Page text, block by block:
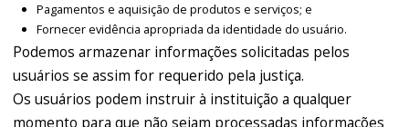
Pagamentos e aquisição de produtos e serviços; e
Fornecer evidência apropriada da identidade do usuário.
Podemos armazenar informações solicitadas pelos
usuários se assim for requerido pela justiça.
Os usuários podem instruir à instituição a qualquer